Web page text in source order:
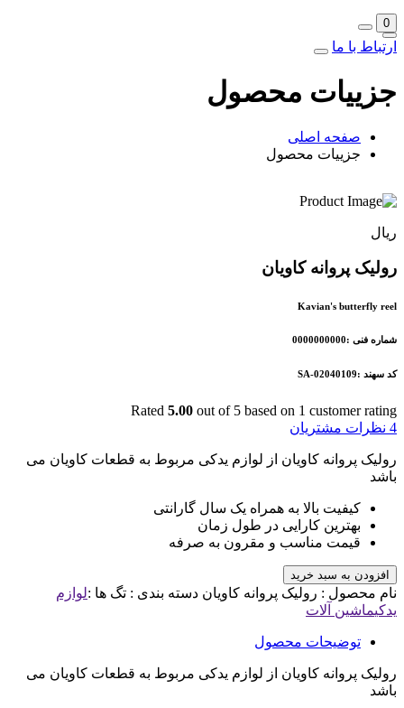
0
ارتباط با ما
جزییات محصول
صفحه اصلی
جزییات محصول
ریال
رولیک پروانه کاویان
Kavian's butterfly reel
شماره فنی :0000000000
کد سهند :SA-02040109
Rated 5.00 out of 5 based on 1 customer rating
4 نظرات مشتریان
رولیک پروانه کاویان از لوازم یدکی مربوط به قطعات کاویان می
باشد
کیفیت بالا به همراه یک سال گارانتی
بهترین کارایی در طول زمان
قیمت مناسب و مقرون به صرفه
افزودن به سبد خرید
نام محصول : رولیک پروانه کاویان دسته بندی : تگ ها :لوازم
یدکیماشین آلات
توضیحات محصول
رولیک پروانه کاویان از لوازم یدکی مربوط به قطعات کاویان می
باشد